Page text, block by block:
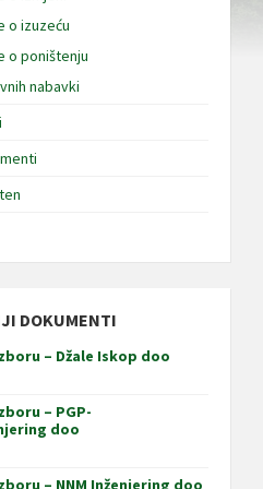
o izuzeću
o poništenju
nabavki
DOKUMENTI
– Džale Iskop doo
– PGP-
doo
– NNM Inženjering doo